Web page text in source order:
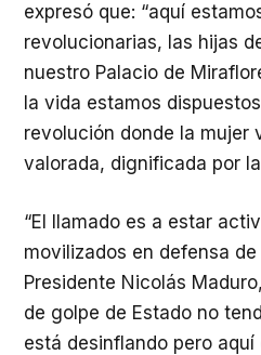
expresó que: “aquí
revolucionarias, las hijas
nuestro Palacio de
la vida estamos
revolución donde la mujer
valorada, dignificada por la
“El llamado es a estar
movilizados en defensa
Presidente Nicolás
de golpe de Estado no
está desinflando pero